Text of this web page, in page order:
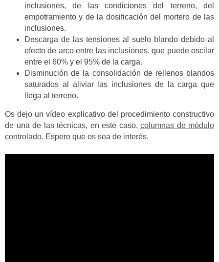
inclusiones, de las condiciones del terreno, del
empotramiento y de la dosificación del mortero de las
inclusiones.
Descarga de las tensiones al suelo blando debido al
efecto de arco entre las inclusiones, que puede oscilar
entre el 60% y el 95% de la carga.
Disminución de la consolidación de rellenos blandos
saturados al aliviar las inclusiones de la carga que
llega al terreno.
Os dejo un vídeo explicativo del procedimiento constructivo
de una de las técnicas, en este caso, columnas de módulo
controlado. Espero que os sea de interés.